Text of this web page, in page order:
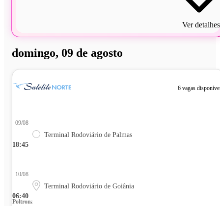
Ver detalhes
domingo, 09 de agosto
6 vagas
18:45
09/08
Terminal Rodoviário de Palmas
06:40
10/08
Terminal Rodoviário de Goiânia
Poltrona